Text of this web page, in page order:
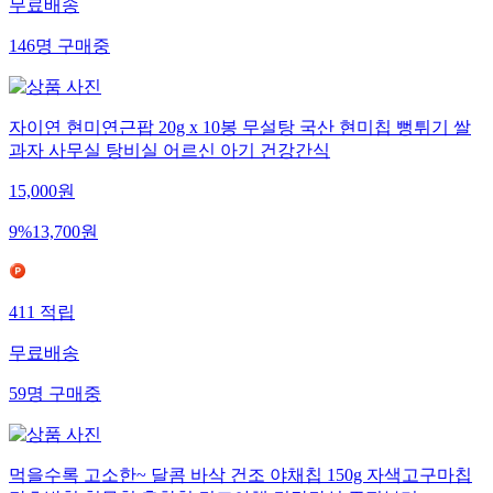
무료배송
146명구매중
자이연 현미연근팝 20g x 10봉 무설탕 국산 현미칩 뻥튀기 쌀
과자 사무실 탕비실 어르신 아기 건강간식
15,000원
9%13,700원
411적립
무료배송
59명구매중
먹을수록 고소한~ 달콤 바삭 건조 야채칩 150g 자색고구마칩